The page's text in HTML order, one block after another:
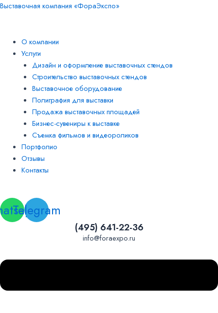
Перейти
Выставочная компания «ФораЭкспо»
Меню
О компании
Услуги
Дизайн и оформление выставочных стендов
Строительство выставочных стендов
Выставочное оборудование
Полиграфия для выставки
Продажа выставочных площадей
Бизнес-сувениры к выставке
Съемка фильмов и видеороликов
Портфолио
Отзывы
Контакты
Telegram
(495) 641-22-36
info@foraexpo.ru
Навигация
Меню
Меню